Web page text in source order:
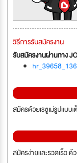
วิธีการรับสมัครงาน
รับสมัครงานผ่านทาง
สมัครด้วยเรซูเม่รูปแบบ
สมัครง่ายและรวดเร็ว